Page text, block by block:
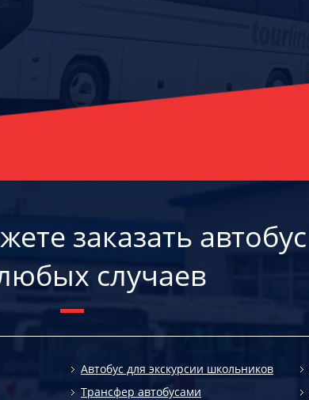
заказать автобус
случаев
Автобус для экскурсии школьников
Трансфер автобусами